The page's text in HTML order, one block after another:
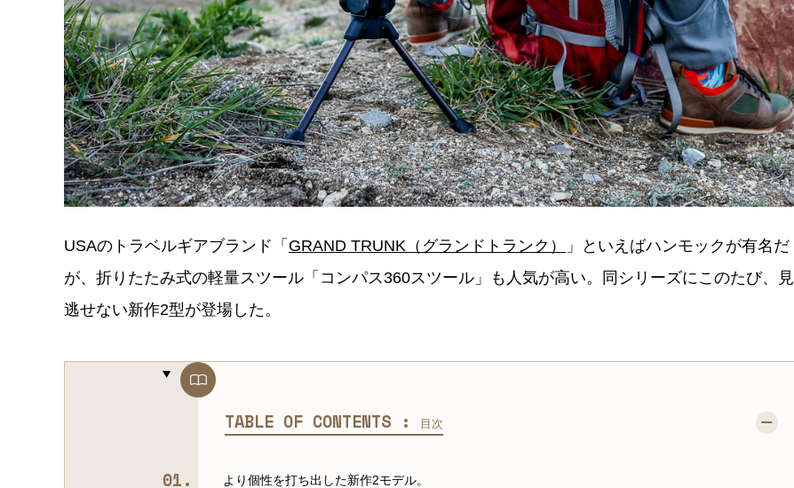
USAのトラベルギアブランド「 GRAND TRUNK（グランドトランク）
」といえばハンモックが有名だ
が、折りたたみ式の軽量スツール「コンパス360スツール」も人気が高い。同シリーズにこのたび、見
逃せない新作2型が登場した。
TABLE OF CONTENTS : 目次
より個性を打ち出した新作2モデル。